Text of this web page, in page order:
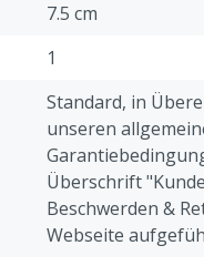
Kühe, ohne
Wirksamkeit
7.5 cm
1
Standard, in
unseren
Überschrift
Beschwerden &
Webseite